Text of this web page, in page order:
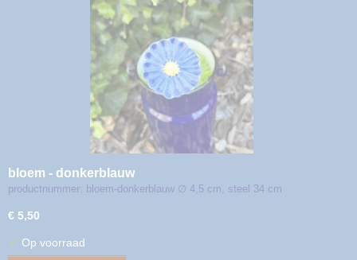
bloem - donkerblauw
productnummer: bloem-donkerblauw ∅ 4,5 cm, steel 34 cm
€ 5,50
✓ Op voorraad